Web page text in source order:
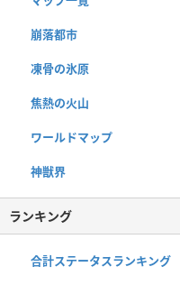
崩落都市
凍骨の氷原
焦熱の火山
ワールドマップ
神獣界
ランキング
合計ステータスランキング